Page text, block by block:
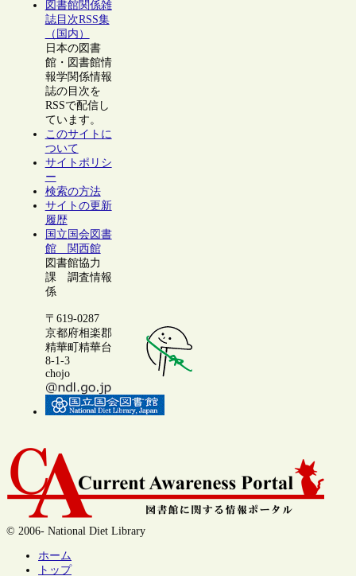
図書館関係雑
誌目次RSS集
（国内）
日本の図書
館・図書館情
報学関係情報
誌の目次を
RSSで配信し
ています。
このサイトに
ついて
サイトポリシ
ー
検索の方法
サイトの更新
履歴
国立国会図書
館 関西館
図書館協力
課 調査情報
係
〒619-0287
京都府相楽郡
精華町精華台
8-1-3
chojo
© 2006- National Diet Library
ホーム
トップ